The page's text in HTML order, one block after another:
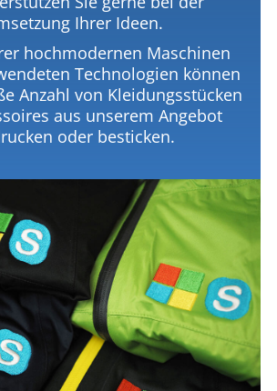
Ihrer Ideen.
hochmodernen Maschinen
Technologien können
Anzahl von Kleidungsstücken
aus unserem Angebot
oder besticken.